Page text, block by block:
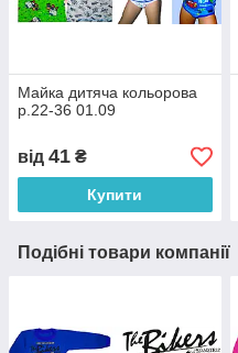
Майка дитяча кольорова
р.22-36 01.09
від 41 ₴
Купити
Подібні товари компанії